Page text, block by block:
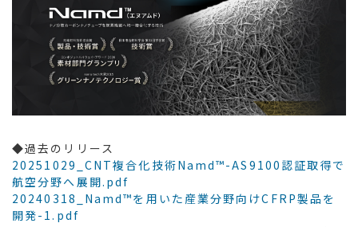
◆過去のリリース
20251029_CNT複合化技術Namd™-AS9100認証取得で
航空分野へ展開.pdf
20240318_Namd™を用いた産業分野向けCFRP製品を
開発-1.pdf